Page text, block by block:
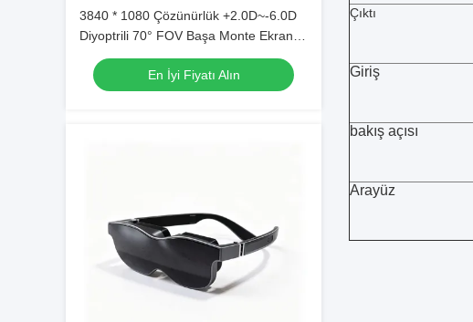
3840 * 1080 Çözünürlük +2.0D~-6.0D
Diyoptrili 70° FOV Başa Monte Ekran -
AR Akıllı Gözlük
En İyi Fiyatı Alın
Çıktı
Giriş
bakış açısı
Arayüz